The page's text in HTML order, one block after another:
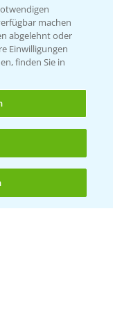
machen
abgelehnt oder
Einwilligungen
finden Sie in